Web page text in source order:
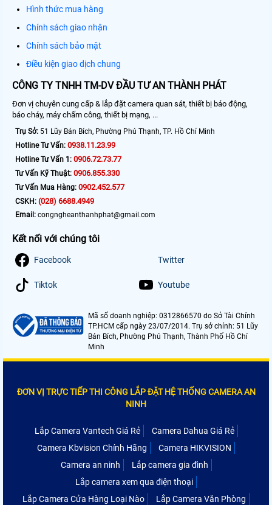
Hình thức mua hàng
Chính sách giao nhận
Chính sách bảo mật
Điều kiện giao dịch chung
CÔNG TY TNHH TM-DV ĐẦU TƯ AN THÀNH PHÁT
Đơn vị chuyên cung cấp & lắp đặt camera quan sát, thiết bị báo động,
báo cháy, máy chấm công, thiết bị mạng, ...
Trụ Sở: 51 Lũy Bán Bích, Phường Phú Thạnh, TP. Hồ Chí Minh
Hotline Tư Vấn: 0938.11.23.99
Hotline Tư Vấn 1: 0906.72.73.77
Tư Vấn Kỹ Thuật: 0906.855.330
Tư Vấn Mua Hàng: 0902.452.577
CSKH: (028) 6688.4949
Email: congngheanthanhphat@gmail.com
Kết nối với chúng tôi
Facebook Twitter
Tiktok Youtube
Mã số doanh nghiệp: 0312866570 do Sở Tài Chính
TP.HCM cấp ngày 23/07/2014. Trụ sở chính: 51 Lũy
Bán Bích, Phường Phú Thạnh, Thành Phố Hồ Chí
Minh
ĐƠN VỊ TRỰC TIẾP THI CÔNG LẮP ĐẶT HỆ THỐNG CAMERA AN
NINH
Lắp Camera Vantech Giá Rẻ
Camera Dahua Giá Rẻ
Camera Kbvision Chính Hãng
Camera HIKVISION
Camera an ninh
Lắp camera gia đình
Lắp camera xem qua điện thoại
Lắp Camera Cửa Hàng Loại Nào
Lắp Camera Văn Phòng